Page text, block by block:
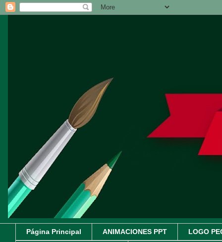
Página Principal ANIMACIONES PPT LOGO